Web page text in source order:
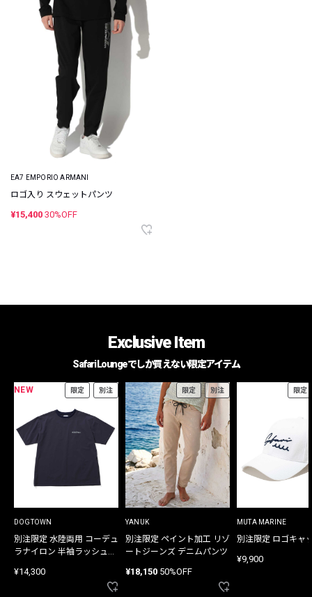
EA7 EMPORIO ARMANI
ロゴ入り スウェットパンツ
¥15,400 30%OFF
Exclusive Item
Safari Loungeでしか買えない限定アイテム
NEW 限定 別注
DOGTOWN
別注限定 水陸両用 コーデュ
ラナイロン 半袖ラッシュガ
¥14,300
限定 別注
YANUK
別注限定 ペイント加工 リゾ
ートジーンズ デニムパンツ
¥18,150 50%OFF
限定
MUTA MARINE
別注限定 ロゴキャ
¥9,900